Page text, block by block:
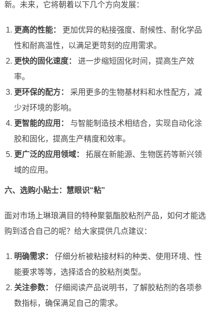
新。未来，它将朝着以下几个方向发展：
更高的性能：
更加优异的粘接强度、耐候性、耐化学品
性和耐高温性，以满足更苛刻的应用需求。
更快的固化速度：
进一步缩短固化时间，提高生产效
率。
更环保的配方：
采用更多的生物基材料和水性配方，减
少对环境的影响。
更智能的应用：
与智能制造技术相结合，实现自动化涂
胶和固化，提高生产精度和效率。
更广泛的应用领域：
拓展在新能源、生物医药等新兴领
域的应用。
六、选购小贴士：慧眼识“粘”
面对市场上琳琅满目的特种聚氨酯胶粘剂产品，如何才能选
购到适合自己的呢？给大家提供几点建议：
明确需求：
仔细分析被粘接材料的种类、使用环境、性
能要求等等，选择适合的胶粘剂类型。
关注参数：
仔细阅读产品说明书，了解胶粘剂的各项参
数指标，确保满足自己的需求。